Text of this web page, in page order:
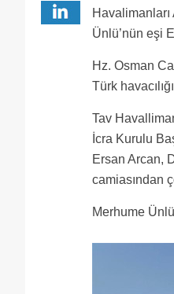
Ünlü’nün eşi
Hz. Osman
Türk
Tav
İcra Kurulu
Ersan Arcan,
camiasından
Merhume